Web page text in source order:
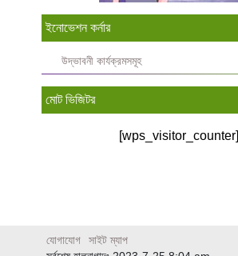
ইনোভেশন কর্নার
উদ্ভাবনী কার্যক্রমসমূহ
মোট ভিজিটর
[wps_visitor_counter]
যোগাযোগ
সাইট ম্যাপ